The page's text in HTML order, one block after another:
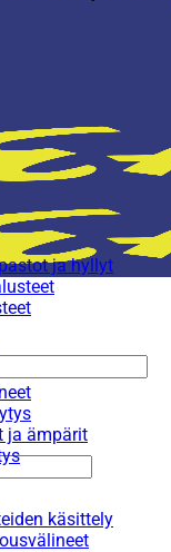
ja hyllyt
ja ämpärit
käsittely